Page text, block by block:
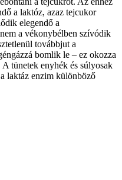
a laktóz, azaz tejcukor
elegendő a
a vékonybélben szívódik
továbbjut a
bomlik le – ez okozza
tünetek enyhék és súlyosak
laktáz enzim különböző